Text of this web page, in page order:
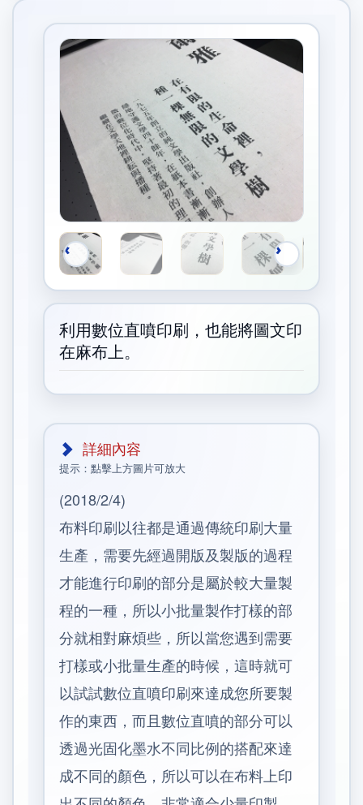
利用數位直噴印刷，也能將圖文印
在麻布上。
詳細內容
提示：點擊上方圖片可放大
(2018/2/4)
布料印刷以往都是通過傳統印刷大量
生產，需要先經過開版及製版的過程
才能進行印刷的部分是屬於較大量製
程的一種，所以小批量製作打樣的部
分就相對麻煩些，所以當您遇到需要
打樣或小批量生產的時候，這時就可
以試試數位直噴印刷來達成您所要製
作的東西，而且數位直噴的部分可以
透過光固化墨水不同比例的搭配來達
成不同的顏色，所以可以在布料上印